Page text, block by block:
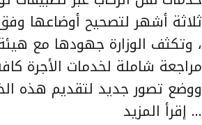
ثلاثة أشهر لتصحيح أوضاعها
، وتكثف الوزارة جهودها مع
مراجعة شاملة لخدمات الأجرة
ووضع تصور جديد لتقديم هذه
… إقرأ المزيد